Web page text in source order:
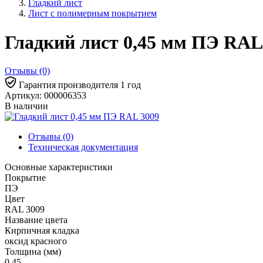
Гладкий лист
Лист с полимерным покрытием
Гладкий лист 0,45 мм ПЭ RAL
Отзывы (0)
Гарантия производителя 1 год
Артикул: 000006353
В наличии
Отзывы (0)
Техническая документация
Основные характеристики
Покрытие
ПЭ
Цвет
RAL 3009
Название цвета
Кирпичная кладка
оксид красного
Толщина (мм)